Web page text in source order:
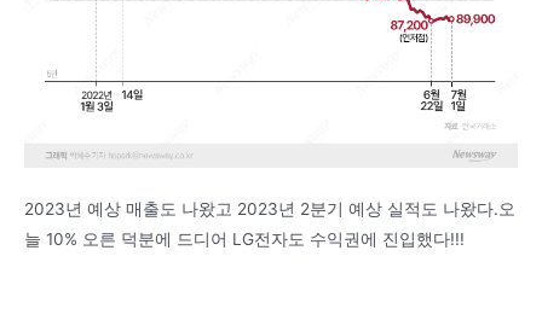
2023년 예상 매출도 나왔고 2023년 2분기 예상 실적도 나왔다.오
늘 10% 오른 덕분에 드디어 LG전자도 수익권에 진입했다!!!